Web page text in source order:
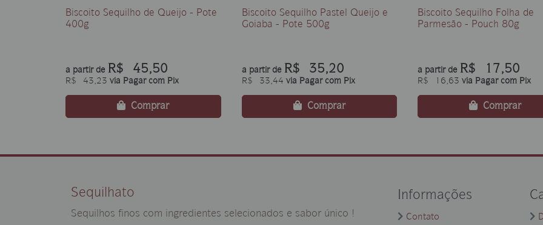
Biscoito Sequilho de Queijo - Pote
400g
a partir de R$ 45,50
R$ 43,23via Pagar com Pix
Comprar
Biscoito Sequilho Pastel Queijo e
Goiaba - Pote 500g
a partir de R$ 35,20
R$ 33,44via Pagar com Pix
Comprar
Biscoito Sequilho Folha de
Parmesão - Pouch 80g
a partir de R$ 17,50
R$ 16,63via Pagar com Pix
Comprar
Informações
Contato
Sequilhato
Sequilhos finos com ingredientes selecionados e sabor único !